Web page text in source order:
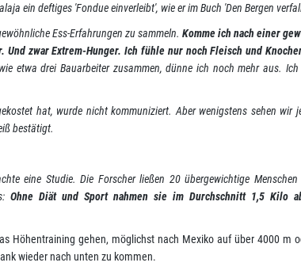
ein deftiges 'Fondue einverleibt', wie er im Buch 'Den Bergen
Ess-Erfahrungen zu sammeln.Komme ich nach einer
Und zwar Extrem-Hunger. Ich fühle nur noch Fleisch und
etwa drei Bauarbeiter zusammen, dünne ich noch mehr aus.
hat, wurde nicht kommuniziert. Aber wenigstens sehen wir
bestätigt.
eine Studie. Die Forscher ließen 20 übergewichtige
Ohne Diät und Sport nahmen sie im Durchschnitt 1,5 Kilo
Höhentraining gehen, möglichst nach Mexiko auf über 4000 m
wieder nach unten zu kommen.